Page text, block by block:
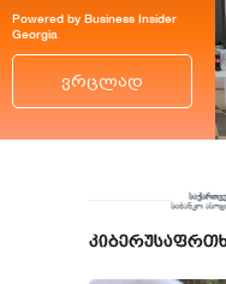
Powered by Business Insider
Georgia
ვრცლად